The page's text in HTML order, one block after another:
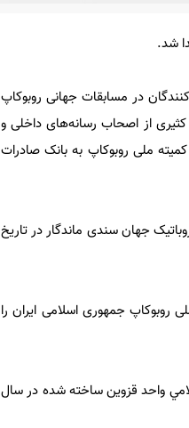
شد.
در مسابقات جهانی روبوکاپ
کثیری از اصحاب رسانه‌های داخلی و
ملی روبوکاپ به بانک صادرات
جهان سندی ماندگار در تاریخ
روبوکاپ جمهوری اسلامی ایران را
آزاد اسلامي واحد قزوين ساخته شده در سال